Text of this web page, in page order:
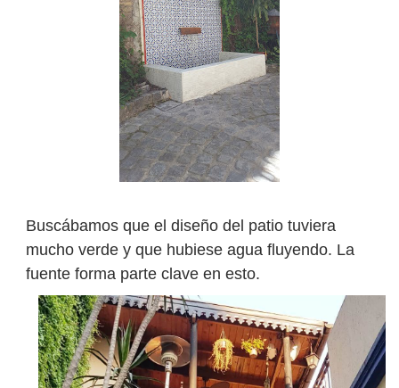
Buscábamos que el diseño del patio tuviera
mucho verde y que hubiese agua fluyendo. La
fuente forma parte clave en esto.